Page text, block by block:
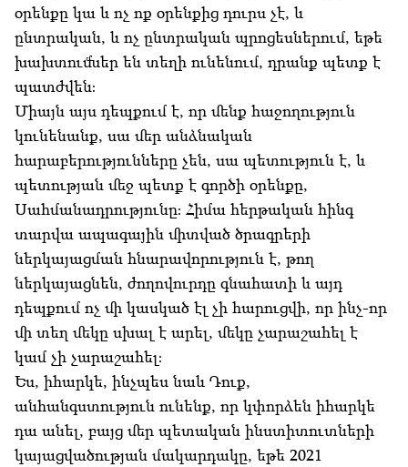
օրենքը կա և ոչ ոք օրենքից դուրս չէ, և
ընտրական, և ոչ ընտրական պրոցեսներում, եթե
խախտումներ են տեղի ունենում, դրանք պետք է
պատժվեն։
Միայն այս դեպքում է, որ մենք հաջողություն
կունենանք, սա մեր անձնական
հարաբերությունները չեն, սա պետություն է, և
պետության մեջ պետք է գործի օրենքը,
Սահմանադրությունը։ Հիմա հերթական հինգ
տարվա ապագային միտված ծրագրերի
ներկայացման հնարավորություն է, թող
ներկայացնեն, ժողովուրդը գնահատի և այդ
դեպքում ոչ մի կասկած էլ չի հարուցվի, որ ինչ-որ
մի տեղ մեկը սխալ է արել, մեկը չարաշահել է
կամ չի չարաշահել։
Ես, իհարկե, ինչպես նաև Դուք,
անհանգստություն ունենք, որ կփորձեն իհարկե
դա անել, բայց մեր պետական ինստիտուտների
կայացվածության մակարդակը, եթե 2021